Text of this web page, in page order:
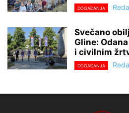
DOGAĐANJA
Svečano
Gline:
i civilnim
DOGAĐANJA